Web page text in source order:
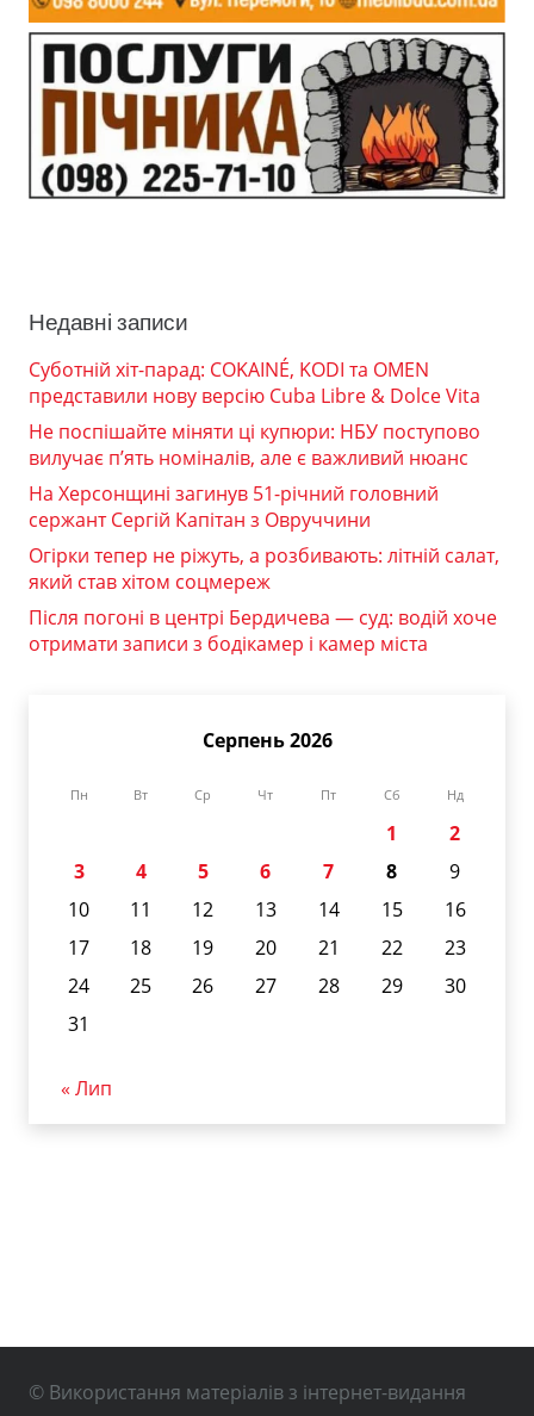
Недавні записи
Суботній хіт-парад: COKAINÉ, KODI та OMEN
представили нову версію Cuba Libre & Dolce Vita
Не поспішайте міняти ці купюри: НБУ поступово
вилучає п’ять номіналів, але є важливий нюанс
На Херсонщині загинув 51-річний головний
сержант Сергій Капітан з Овруччини
Огірки тепер не ріжуть, а розбивають: літній салат,
який став хітом соцмереж
Після погоні в центрі Бердичева — суд: водій хоче
отримати записи з бодікамер і камер міста
Серпень 2026
Пн Вт Ср Чт Пт Сб Нд
1
2
3
4 5 6 7 8
9
10
11 12 13 14 15
16
17
18 19 20 21 22
23
24
25 26 27 28 29
30
31
« Лип
© Використання матеріалів з інтернет-видання